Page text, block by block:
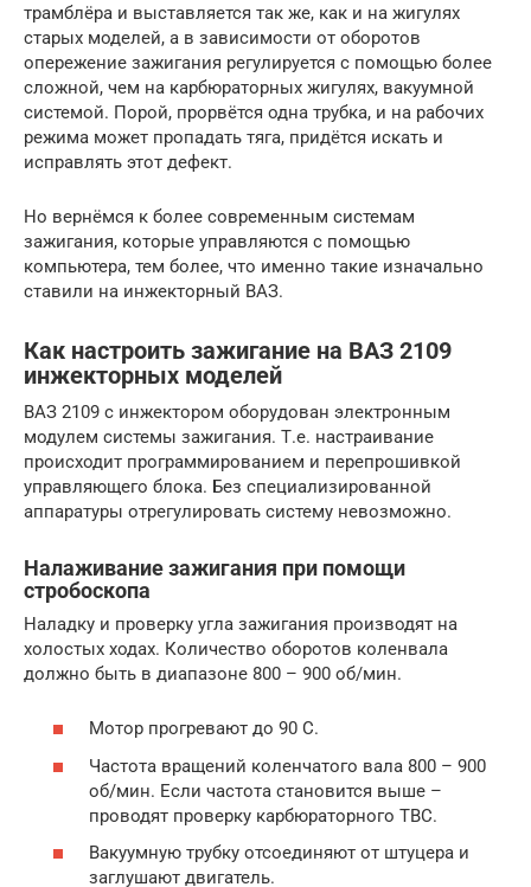
трамблёра и выставляется так же, как и на жигулях
старых моделей, а в зависимости от оборотов
опережение зажигания регулируется с помощью более
сложной, чем на карбюраторных жигулях, вакуумной
системой. Порой, прорвётся одна трубка, и на рабочих
режима может пропадать тяга, придётся искать и
исправлять этот дефект.
Но вернёмся к более современным системам
зажигания, которые управляются с помощью
компьютера, тем более, что именно такие изначально
ставили на инжекторный ВАЗ.
Как настроить зажигание на ВАЗ 2109
инжекторных моделей
ВАЗ 2109 с инжектором оборудован электронным
модулем системы зажигания. Т.е. настраивание
происходит программированием и перепрошивкой
управляющего блока. Без специализированной
аппаратуры отрегулировать систему невозможно.
Налаживание зажигания при помощи
стробоскопа
Наладку и проверку угла зажигания производят на
холостых ходах. Количество оборотов коленвала
должно быть в диапазоне 800 – 900 об/мин.
Мотор прогревают до 90 С.
Частота вращений коленчатого вала 800 – 900
об/мин. Если частота становится выше –
проводят проверку карбюраторного ТВС.
Вакуумную трубку отсоединяют от штуцера и
заглушают двигатель.